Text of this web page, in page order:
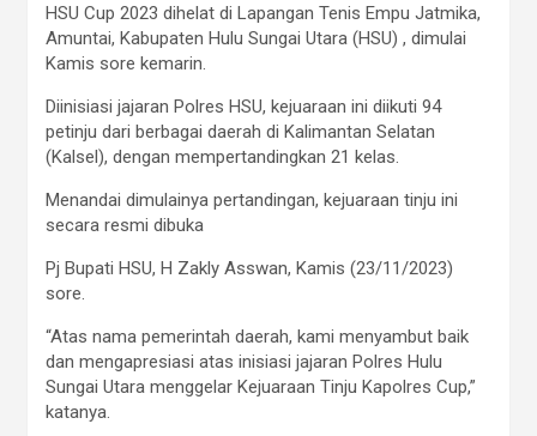
HSU Cup 2023 dihelat di Lapangan Tenis Empu Jatmika,
Amuntai, Kabupaten Hulu Sungai Utara (HSU) , dimulai
Kamis sore kemarin.
Diinisiasi jajaran Polres HSU, kejuaraan ini diikuti 94
petinju dari berbagai daerah di Kalimantan Selatan
(Kalsel), dengan mempertandingkan 21 kelas.
Menandai dimulainya pertandingan, kejuaraan tinju ini
secara resmi dibuka
Pj Bupati HSU, H Zakly Asswan, Kamis (23/11/2023)
sore.
“Atas nama pemerintah daerah, kami menyambut baik
dan mengapresiasi atas inisiasi jajaran Polres Hulu
Sungai Utara menggelar Kejuaraan Tinju Kapolres Cup,”
katanya.